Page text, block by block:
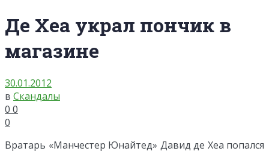
Де Хеа украл пончик в
магазине
30.01.2012
в Скандалы
0 0
0
Вратарь «Манчестер Юнайтед» Давид де Хеа попался